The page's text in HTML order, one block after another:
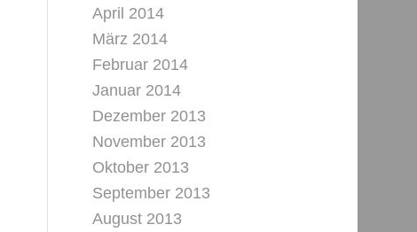
April 2014
März 2014
Februar 2014
Januar 2014
Dezember 2013
November 2013
Oktober 2013
September 2013
August 2013